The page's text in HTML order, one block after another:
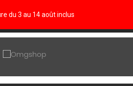
du 3 au 14 août inclus